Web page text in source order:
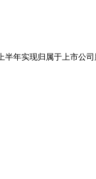
年实现归属于上市公